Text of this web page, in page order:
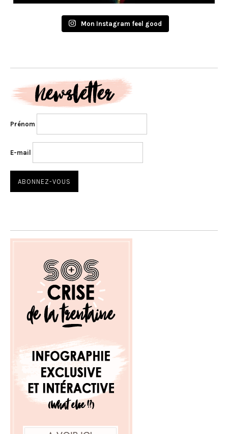
Mon Instagram feel good
Prénom
E-mail